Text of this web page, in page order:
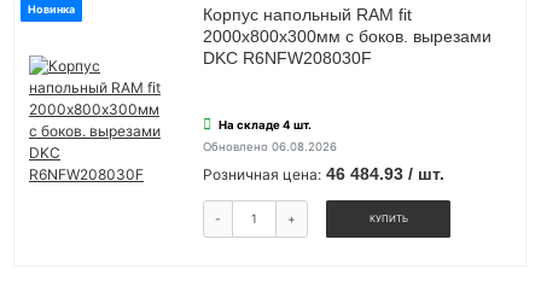
Новинка
Корпус напольный RAM fit
2000х800х300мм с боков. вырезами
DKC R6NFW208030F
На складе 4 шт.
Обновлено 06.08.2026
Розничная цена: 46 484.93 / шт.
- + КУПИТЬ